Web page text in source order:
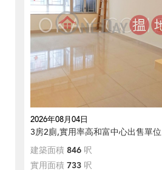
2026年08月04日
3房2廁,實用率高和富中心出售單位
建築面積 846 呎
實用面積 733 呎